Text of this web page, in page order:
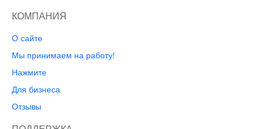
КОМПАНИЯ
О сайте
Мы принимаем на работу!
Нажмите
Для бизнеса
Отзывы